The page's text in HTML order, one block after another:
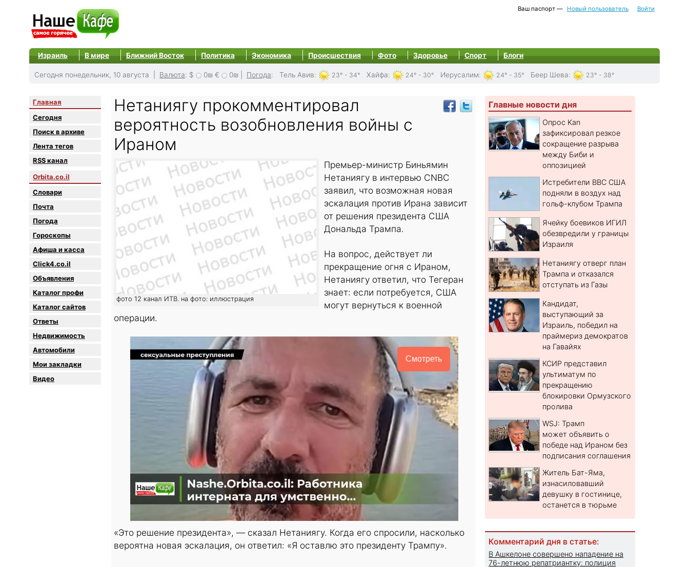
Ваш паспорт — Новый пользователь Войти
Израиль В мире Ближний Восток Политика Экономика Происшествия Фото Здоровье Спорт Блоги
Сегодня понедельник, 10 августа | Валюта: $ 0₪ € 0₪ Погода: Тель Авив: 23° - 34° Хайфа: 24° - 30° Иерусалим: 24° - 35° Беер Шева: 23° - 38°
Главная
Сегодня
Поиск в архиве
Лента тегов
RSS канал
Orbita.co.il
Словари
Почта
Погода
Гороскопы
Афиша и касса
Click4.co.il
Объявления
Каталог профи
Каталог сайтов
Oтветы
Недвижимость
Автомобили
Мои закладки
Видео
Нетаниягу прокомментировал
вероятность возобновления войны с
Ираном
фото 12 канал ИТВ. на фото: иллюстрация
Премьер-министр Биньямин
Нетаниягу в интервью CNBC
заявил, что возможная новая
эскалация против Ирана зависит
от решения президента США
Дональда Трампа.
На вопрос, действует ли
прекращение огня с Ираном,
Нетаниягу ответил, что Тегеран
знает: если потребуется, США
могут вернуться к военной
операции.
Смотреть
«Это решение президента», — сказал Нетаниягу. Когда его спросили, насколько
вероятна новая эскалация, он ответил: «Я оставлю это президенту Трампу».
Главные новости дня
Опрос Kan
зафиксировал резкое
сокращение разрыва
между Биби и
оппозицией
Истребители ВВС США
подняли в воздух над
гольф-клубом Трампа
Ячейку боевиков ИГИЛ
обезвредили у границы
Израиля
Нетаниягу отверг план
Трампа и отказался
отступать из Газы
Кандидат,
выступающий за
Израиль, победил на
праймериз демократов
на Гавайях
КСИР представил
ультиматум по
прекращению
блокировки Ормузского
пролива
WSJ: Трамп
может объявить о
победе над Ираном без
подписания соглашения
Житель Бат-Яма,
изнасиловавший
девушку в гостинице,
останется в тюрьме
Комментарий дня в статье:
В Ашкелоне совершено нападение на
76-летнюю репатриантку: полиция